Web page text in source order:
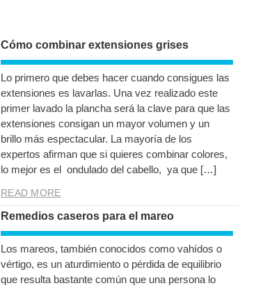
Cómo combinar extensiones grises
Lo primero que debes hacer cuando consigues las
extensiones es lavarlas. Una vez realizado este
primer lavado la plancha será la clave para que las
extensiones consigan un mayor volumen y un
brillo más espectacular. La mayoría de los
expertos afirman que si quieres combinar colores,
lo mejor es el ondulado del cabello, ya que […]
READ MORE
Remedios caseros para el mareo
Los mareos, también conocidos como vahídos o
vértigo, es un aturdimiento o pérdida de equilibrio
que resulta bastante común que una persona lo